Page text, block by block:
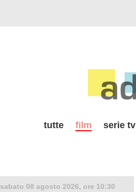
tutte film serie tv
sabato 08 agosto 2026, ore 10:30